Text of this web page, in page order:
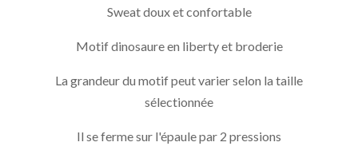
Sweat doux et confortable
Motif dinosaure en liberty et broderie
La grandeur du motif peut varier selon la taille
sélectionnée
Il se ferme sur l'épaule par 2 pressions